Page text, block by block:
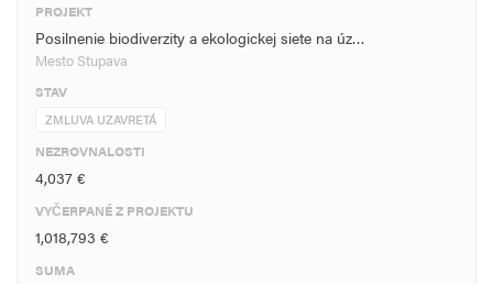
PROJEKT
Posilnenie biodiverzity a ekologickej siete na úz…
Mesto Stupava
STAV
ZMLUVA UZAVRETÁ
NEZROVNALOSTI
4,037 €
VYČERPANÉ Z PROJEKTU
1,018,793 €
SUMA